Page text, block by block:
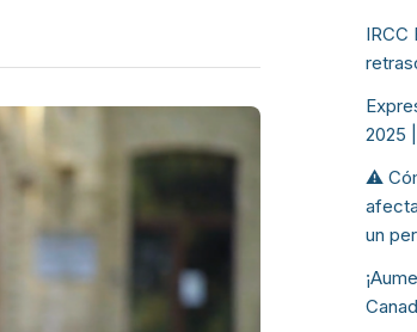
IRCC
2025
⚠️
un